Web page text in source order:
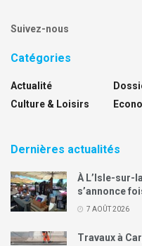
Suivez-nous
Catégories
Actualité
Culture & Loisirs
Dernières actualités
À L’Isle-sur-
s’annonce
7 AOÛT 2026
Travaux à